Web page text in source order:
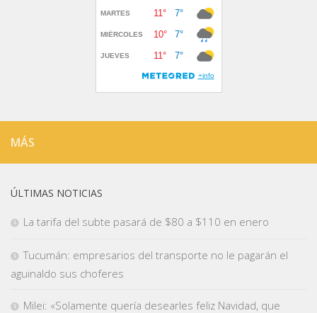
MÁS
ÚLTIMAS NOTICIAS
La tarifa del subte pasará de $80 a $110 en enero
Tucumán: empresarios del transporte no le pagarán el
aguinaldo sus choferes
Milei: «Solamente quería desearles feliz Navidad, que